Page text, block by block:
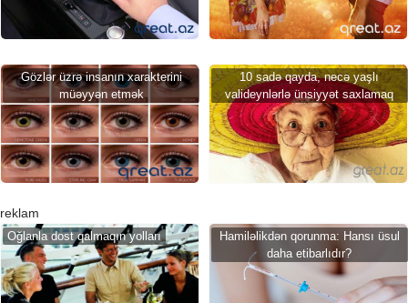
Gözlər üzrə insanın xarakterini
müəyyən etmək
10 sadə qayda, necə yaşlı
valideynlərlə ünsiyyət saxlamaq
reklam
Oğlanla dost qalmaqın yolları
Hamiləlikdən qorunma: Hansı üsul
daha etibarlıdır?